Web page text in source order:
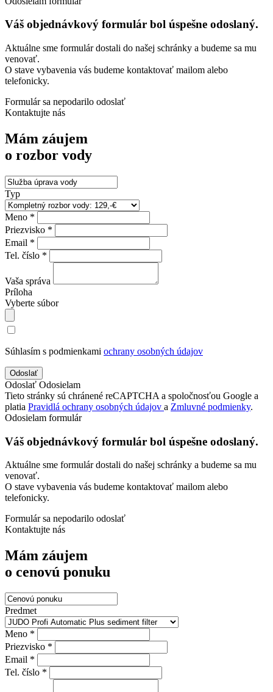
Váš objednávkový formulár bol úspešne odoslaný.
Aktuálne sme formulár dostali do našej schránky a budeme sa mu
venovať.
O stave vybavenia vás budeme kontaktovať mailom alebo
telefonicky.
Formulár sa nepodarilo odoslať
Kontaktujte nás
Mám záujem
o rozbor vody
Typ
Meno *
Priezvisko *
Email *
Tel. číslo *
Vaša správa
Príloha
Vyberte súbor
Súhlasím s podmienkami ochrany osobných údajov
Odoslať Odosielam
Tieto stránky sú chránené reCAPTCHA a spoločnosťou Google a
platia Pravidlá ochrany osobných údajov a Zmluvné podmienky.
Odosielam formulár
Váš objednávkový formulár bol úspešne odoslaný.
Aktuálne sme formulár dostali do našej schránky a budeme sa mu
venovať.
O stave vybavenia vás budeme kontaktovať mailom alebo
telefonicky.
Formulár sa nepodarilo odoslať
Kontaktujte nás
Mám záujem
o cenovú ponuku
Predmet
Meno *
Priezvisko *
Email *
Tel. číslo *